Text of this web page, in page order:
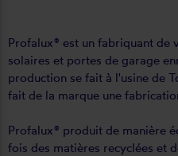
Profalux® est un fabriquant de
solaires et portes de garage
production se fait à l'usine de
fait de la marque une
Profalux® produit de manière
fois des matières recyclées et